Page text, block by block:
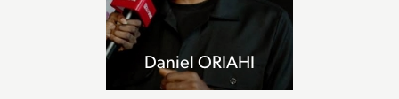
Daniel ORIAHI